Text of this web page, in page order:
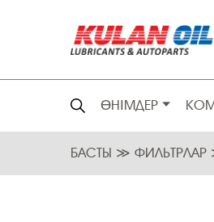
ӨНІМДЕР
БАСТЫ ≫ ФИЛЬТРЛАР